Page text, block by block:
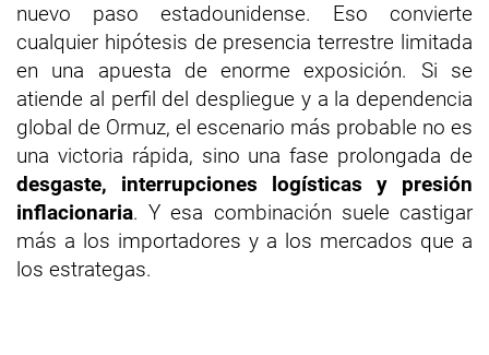
nuevo paso estadounidense. Eso convierte
cualquier hipótesis de presencia terrestre limitada
en una apuesta de enorme exposición. Si se
atiende al perfil del despliegue y a la dependencia
global de Ormuz, el escenario más probable no es
una victoria rápida, sino una fase prolongada de
desgaste, interrupciones logísticas y presión
inflacionaria. Y esa combinación suele castigar
más a los importadores y a los mercados que a
los estrategas.